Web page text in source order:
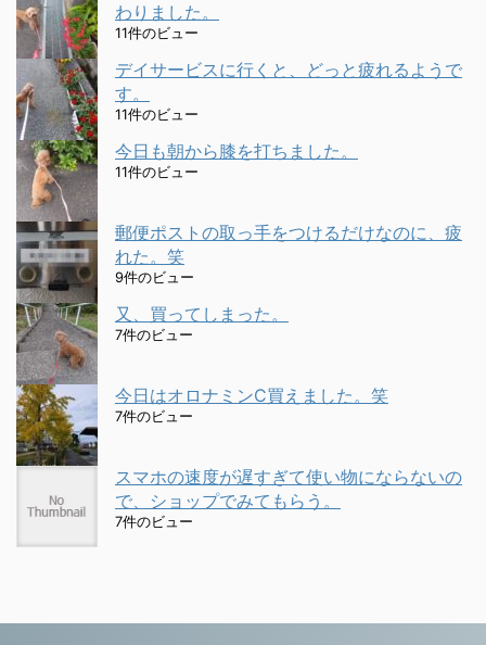
わりました。
11件のビュー
デイサービスに行くと、どっと疲れるようで
す。
11件のビュー
今日も朝から膝を打ちました。
11件のビュー
郵便ポストの取っ手をつけるだけなのに、疲
れた。笑
9件のビュー
又、買ってしまった。
7件のビュー
今日はオロナミンC買えました。笑
7件のビュー
スマホの速度が遅すぎて使い物にならないの
で、ショップでみてもらう。
7件のビュー